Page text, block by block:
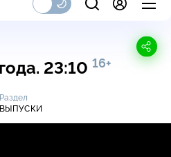
23:10 16+
Раздел
ВЫПУСКИ